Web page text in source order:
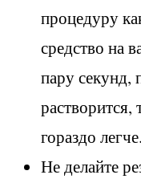
процедуру
средство на
пару секунд,
гораздо легче.
Не делайте